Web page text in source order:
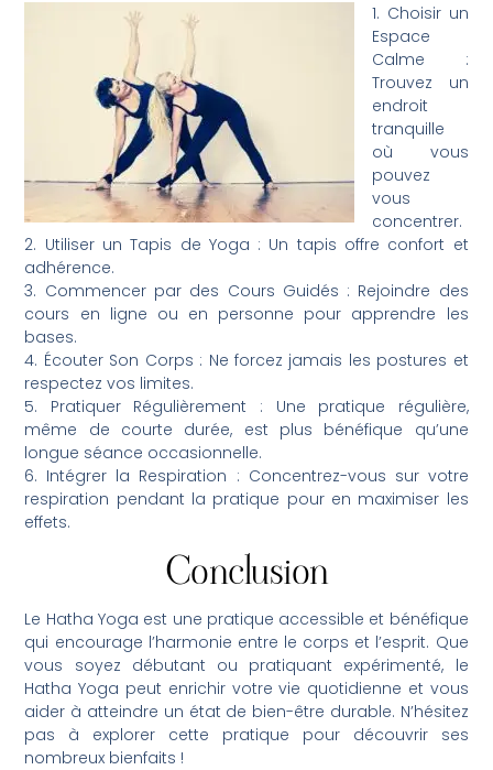
1. Choisir un
Espace
Calme :
Trouvez un
endroit
tranquille
où vous
pouvez
vous
concentrer.
2. Utiliser un Tapis de Yoga : Un tapis offre confort et
adhérence.
3. Commencer par des Cours Guidés : Rejoindre des
cours en ligne ou en personne pour apprendre les
bases.
4. Écouter Son Corps : Ne forcez jamais les postures et
respectez vos limites.
5. Pratiquer Régulièrement : Une pratique régulière,
même de courte durée, est plus bénéfique qu’une
longue séance occasionnelle.
6. Intégrer la Respiration : Concentrez-vous sur votre
respiration pendant la pratique pour en maximiser les
effets.
Conclusion
Le Hatha Yoga est une pratique accessible et bénéfique
qui encourage l’harmonie entre le corps et l’esprit. Que
vous soyez débutant ou pratiquant expérimenté, le
Hatha Yoga peut enrichir votre vie quotidienne et vous
aider à atteindre un état de bien-être durable. N’hésitez
pas à explorer cette pratique pour découvrir ses
nombreux bienfaits !